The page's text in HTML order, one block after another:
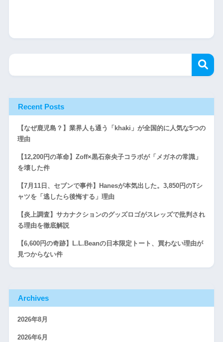
Recent Posts
【なぜ鹿児島？】業界人も通う「khaki」が全国的に人気な5つの
理由
【12,200円の革命】Zoff×黒石奈央子コラボが「メガネの常識」
を壊した件
【7月11日、セブンで事件】Hanesが本気出した。3,850円のTシ
ャツを「逃したら後悔する」理由
【炎上調査】サカナクションのグッズロゴがスレッズで批判され
る理由を徹底解説
【6,600円の奇跡】L.L.Beanの日本限定トート、買わない理由が
見つからない件
Archives
2026年8月
2026年6月